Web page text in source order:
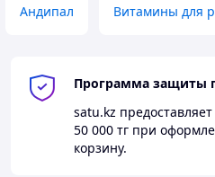
Андипал Витамины для
Программа защиты
satu.kz
50 000 тг при
корзину.